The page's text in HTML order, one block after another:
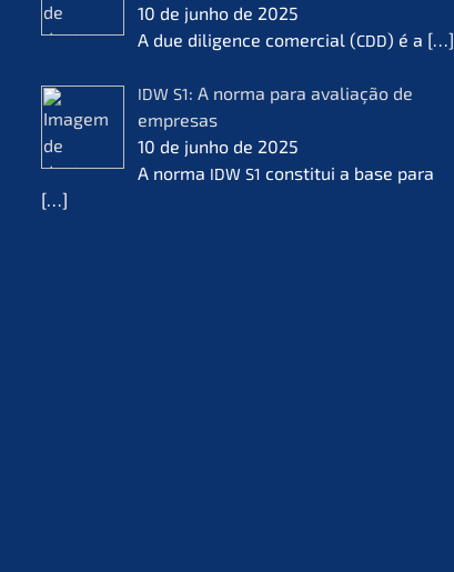
10 de junho de 2025
A due diligence comer­cial (CDD) é a […]
IDW S1: A norma para avalia­ção de
empre­sas
10 de junho de 2025
A norma IDW S1 consti­tui a base para
[…]